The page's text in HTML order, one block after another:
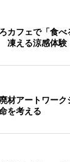
カフェで「食
凍える涼感体験
材アートワー
を考える